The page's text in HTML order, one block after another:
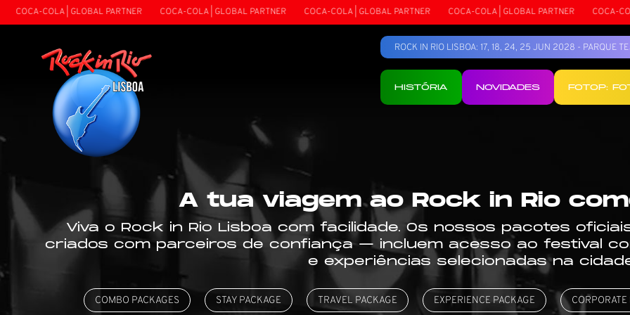
| GLOBAL PARTNER COCA-COLA | GLOBAL PARTNER COCA-COLA | GLOBAL PARTNER COCA-COLA | GLOBAL PARTNER COCA-COLA |
ROCK IN RIO LISBOA: 17, 18, 24, 25 JUN 2028 - PARQUE
HISTÓRIA NOVIDADES FOTOP:
A tua viagem ao Rock in Rio
Viva o Rock in Rio Lisboa com facilidade. Os nossos pacotes
criados com parceiros de confiança — incluem acesso ao festival
e experiências selecionadas na
COMBO PACKAGES STAY PACKAGE TRAVEL PACKAGE EXPERIENCE PACKAGE